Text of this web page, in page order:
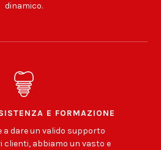
dinamico.
E FORMAZIONE
dare un valido supporto
abbiamo un vasto e